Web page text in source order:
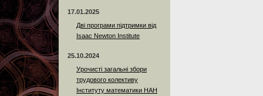
17.01.2025
Дві програми підтримки від
Isaac Newton Institute
25.10.2024
Урочисті загальні збори
трудового колективу
Інституту математики НАН